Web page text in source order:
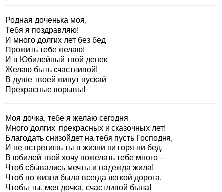
Родная доченька моя,
Тебя я поздравляю!
И много долгих лет без бед
Прожить тебе желаю!
И в Юбилейный твой денек
Желаю быть счастливой!
В душе твоей живут пускай
Прекрасные порывы!
Моя дочка, тебе я желаю сегодня
Много долгих, прекрасных и сказочных лет!
Благодать снизойдет на тебя пусть Господня,
И не встретишь ты в жизни ни горя ни бед.
В юбилей твой хочу пожелать тебе много –
Чтоб сбывались мечты и надежда жила!
Чтоб по жизни была всегда легкой дорога,
Чтобы ты, моя дочка, счастливой была!